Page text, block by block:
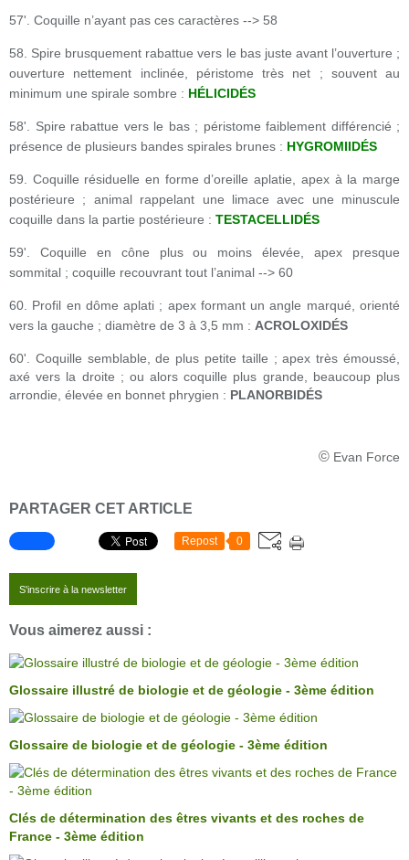
57'. Coquille n’ayant pas ces caractères --> 58
58. Spire brusquement rabattue vers le bas juste avant l’ouverture ;
ouverture nettement inclinée, péristome très net ; souvent au
minimum une spirale sombre : HÉLICIDÉS
58'. Spire rabattue vers le bas ; péristome faiblement différencié ;
présence de plusieurs bandes spirales brunes : HYGROMIIDÉS
59. Coquille résiduelle en forme d’oreille aplatie, apex à la marge
postérieure ; animal rappelant une limace avec une minuscule
coquille dans la partie postérieure : TESTACELLIDÉS
59'. Coquille en cône plus ou moins élevée, apex presque
sommital ; coquille recouvrant tout l’animal --> 60
60. Profil en dôme aplati ; apex formant un angle marqué, orienté
vers la gauche ; diamètre de 3 à 3,5 mm : ACROLOXIDÉS
60'. Coquille semblable, de plus petite taille ; apex très émoussé,
axé vers la droite ; ou alors coquille plus grande, beaucoup plus
arrondie, élevée en bonnet phrygien : PLANORBIDÉS
© Evan Force
PARTAGER CET ARTICLE
Repost 0
S'inscrire à la newsletter
Vous aimerez aussi :
Glossaire illustré de biologie et de géologie - 3ème édition
Glossaire de biologie et de géologie - 3ème édition
Clés de détermination des êtres vivants et des roches de
France - 3ème édition